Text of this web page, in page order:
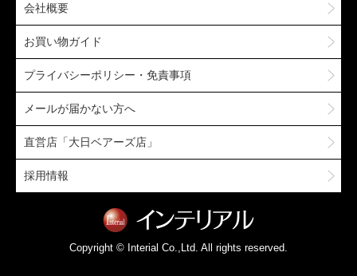
会社概要
お買い物ガイド
プライバシーポリシー・免責事項
メールが届かない方へ
直営店「大日ベアーズ店」
採用情報
Copyright © Interial Co.,Ltd. All rights reserved.